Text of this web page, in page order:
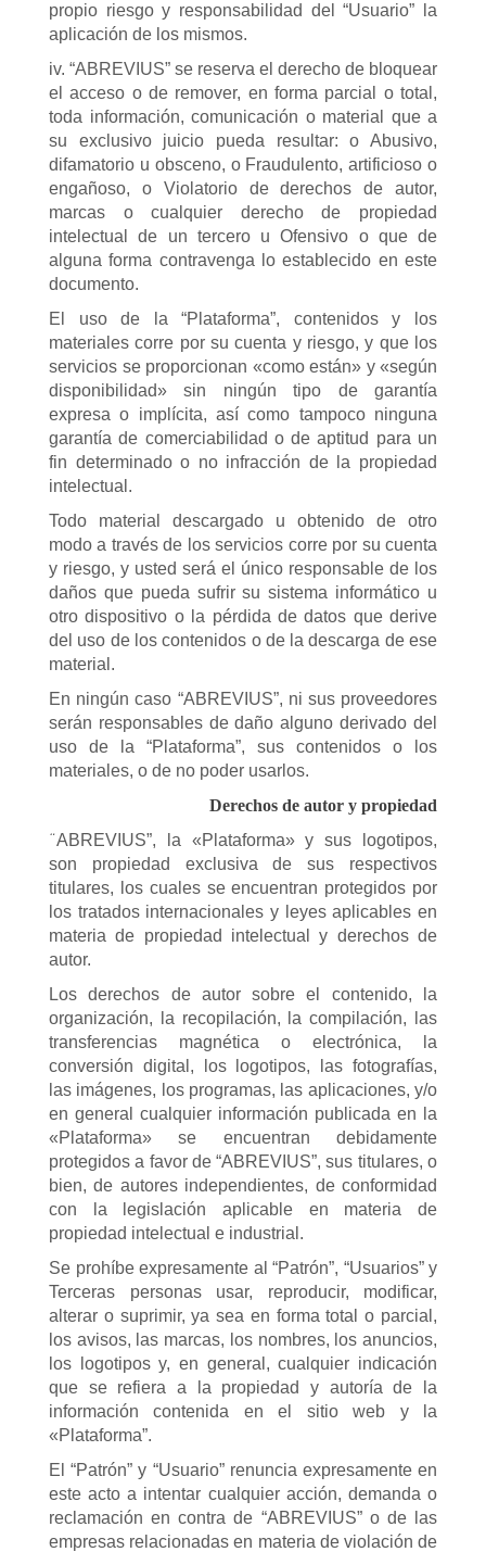
propio riesgo y responsabilidad del “Usuario” la
aplicación de los mismos.
iv. “ABREVIUS” se reserva el derecho de bloquear
el acceso o de remover, en forma parcial o total,
toda información, comunicación o material que a
su exclusivo juicio pueda resultar: o Abusivo,
difamatorio u obsceno, o Fraudulento, artificioso o
engañoso, o Violatorio de derechos de autor,
marcas o cualquier derecho de propiedad
intelectual de un tercero u Ofensivo o que de
alguna forma contravenga lo establecido en este
documento.
El uso de la “Plataforma”, contenidos y los
materiales corre por su cuenta y riesgo, y que los
servicios se proporcionan «como están» y «según
disponibilidad» sin ningún tipo de garantía
expresa o implícita, así como tampoco ninguna
garantía de comerciabilidad o de aptitud para un
fin determinado o no infracción de la propiedad
intelectual.
Todo material descargado u obtenido de otro
modo a través de los servicios corre por su cuenta
y riesgo, y usted será el único responsable de los
daños que pueda sufrir su sistema informático u
otro dispositivo o la pérdida de datos que derive
del uso de los contenidos o de la descarga de ese
material.
En ningún caso “ABREVIUS”, ni sus proveedores
serán responsables de daño alguno derivado del
uso de la “Plataforma”, sus contenidos o los
materiales, o de no poder usarlos.
Derechos de autor y propiedad
“ABREVIUS”, la «Plataforma» y sus logotipos,
son propiedad exclusiva de sus respectivos
titulares, los cuales se encuentran protegidos por
los tratados internacionales y leyes aplicables en
materia de propiedad intelectual y derechos de
autor.
Los derechos de autor sobre el contenido, la
organización, la recopilación, la compilación, las
transferencias magnética o electrónica, la
conversión digital, los logotipos, las fotografías,
las imágenes, los programas, las aplicaciones, y/o
en general cualquier información publicada en la
«Plataforma» se encuentran debidamente
protegidos a favor de “ABREVIUS”, sus titulares, o
bien, de autores independientes, de conformidad
con la legislación aplicable en materia de
propiedad intelectual e industrial.
Se prohíbe expresamente al “Patrón”, “Usuarios” y
Terceras personas usar, reproducir, modificar,
alterar o suprimir, ya sea en forma total o parcial,
los avisos, las marcas, los nombres, los anuncios,
los logotipos y, en general, cualquier indicación
que se refiera a la propiedad y autoría de la
información contenida en el sitio web y la
«Plataforma”.
El “Patrón” y “Usuario” renuncia expresamente en
este acto a intentar cualquier acción, demanda o
reclamación en contra de “ABREVIUS” o de las
empresas relacionadas en materia de violación de